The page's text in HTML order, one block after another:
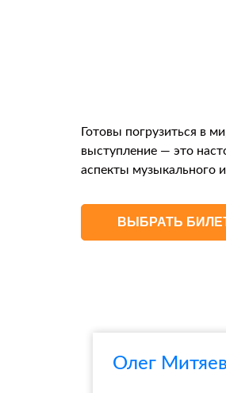
Готовы погрузиться в
выступление — это
аспекты музыкального
ВЫБРАТЬ
Олег